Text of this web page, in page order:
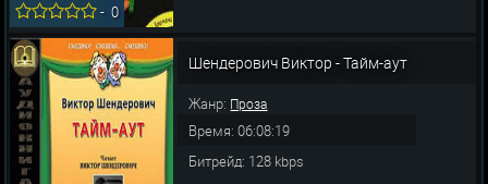
-0
Шендерович Виктор - Тайм-аут
Жанр: Проза
Время: 06:08:19
Битрейд: 128 kbps